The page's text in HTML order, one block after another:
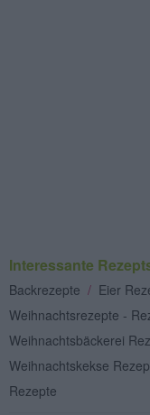
Interessante
Backrezepte / Eier
Weihnachtsrezepte -
Weihnachtsbäckerei
Weihnachtskekse
Rezepte